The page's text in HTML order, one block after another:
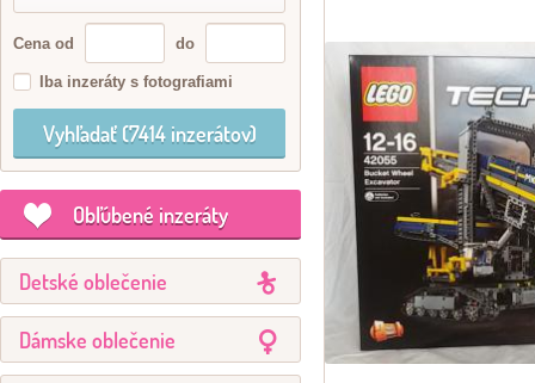
Cena od do
Iba inzeráty s fotografiami
Obľúbené inzeráty
Detské oblečenie
Dámske oblečenie